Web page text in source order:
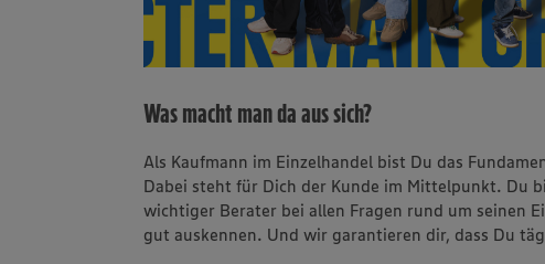
Was macht man da aus sich?
Als Kaufmann im Einzelhandel bist Du das
Dabei steht für Dich der Kunde im Mittelpunkt. Du
wichtiger Berater bei allen Fragen rund um seinen
gut auskennen. Und wir garantieren dir, dass Du